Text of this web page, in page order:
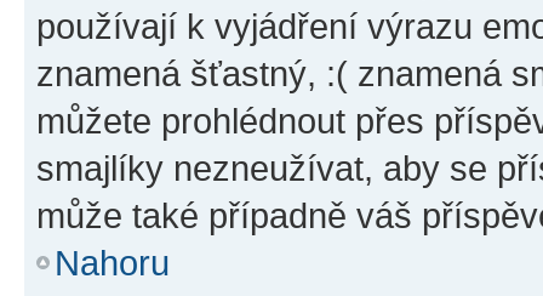
používají k vyjádření výrazu
znamená šťastný, :( znamená
můžete prohlédnout přes
smajlíky nezneužívat, aby se
může také případně váš
Nahoru